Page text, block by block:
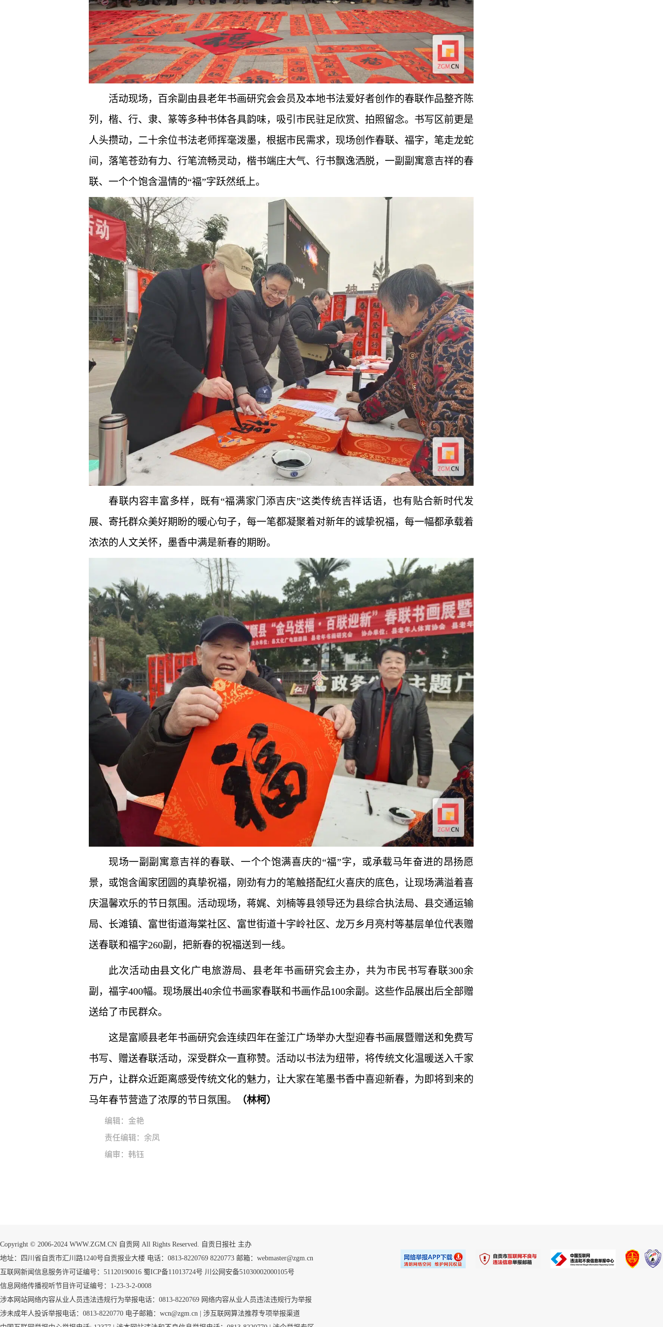
活动现场，百余副由县老年书画研究会会员及本地书法爱好者创作的春联作品整齐陈
列，楷、行、隶、篆等多种书体各具韵味，吸引市民驻足欣赏、拍照留念。书写区前更是
人头攒动，二十余位书法老师挥毫泼墨，根据市民需求，现场创作春联、福字，笔走龙蛇
间，落笔苍劲有力、行笔流畅灵动，楷书端庄大气、行书飘逸洒脱，一副副寓意吉祥的春
联、一个个饱含温情的“福”字跃然纸上。
春联内容丰富多样，既有“福满家门添吉庆”这类传统吉祥话语，也有贴合新时代发
展、寄托群众美好期盼的暖心句子，每一笔都凝聚着对新年的诚挚祝福，每一幅都承载着
浓浓的人文关怀，墨香中满是新春的期盼。
现场一副副寓意吉祥的春联、一个个饱满喜庆的“福”字，或承载马年奋进的昂扬愿
景，或饱含阖家团圆的真挚祝福，刚劲有力的笔触搭配红火喜庆的底色，让现场满溢着喜
庆温馨欢乐的节日氛围。活动现场，蒋娓、刘楠等县领导还为县综合执法局、县交通运输
局、长滩镇、富世街道海棠社区、富世街道十字岭社区、龙万乡月亮村等基层单位代表赠
送春联和福字260副，把新春的祝福送到一线。
此次活动由县文化广电旅游局、县老年书画研究会主办，共为市民书写春联300余
副，福字400幅。现场展出40余位书画家春联和书画作品100余副。这些作品展出后全部赠
送给了市民群众。
这是富顺县老年书画研究会连续四年在釜江广场举办大型迎春书画展暨赠送和免费写
书写、赠送春联活动，深受群众一直称赞。活动以书法为纽带，将传统文化温暖送入千家
万户，让群众近距离感受传统文化的魅力，让大家在笔墨书香中喜迎新春，为即将到来的
马年春节营造了浓厚的节日氛围。
（林柯）
编辑：金艳
责任编辑：余凤
编审：韩钰
Copyright © 2006-2024 WWW.ZGM.CN 自贡网 All Rights Reserved. 自贡日报社 主办
地址：四川省自贡市汇川路1240号自贡报业大楼 电话：0813-8220769 8220773 邮箱：webmaster@zgm.cn
互联网新闻信息服务许可证编号：51120190016 蜀ICP备11013724号 川公网安备51030002000105号
信息网络传播视听节目许可证编号：1-23-3-2-0008
涉本网站网络内容从业人员违法违规行为举报电话：0813-8220769 网络内容从业人员违法违规行为举报
涉未成年人投诉举报电话：0813-8220770 电子邮箱：wcn@zgm.cn | 涉互联网算法推荐专项举报渠道